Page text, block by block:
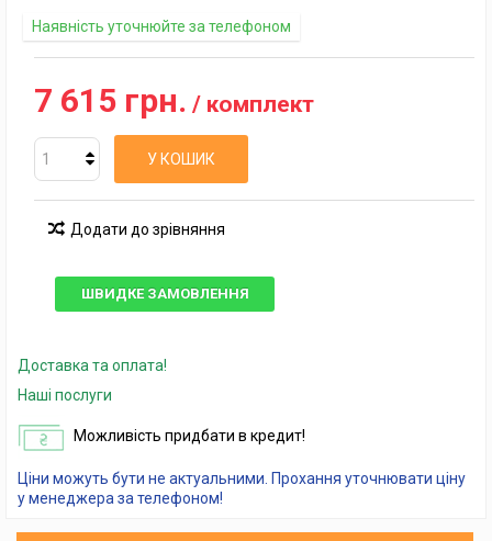
Наявність уточнюйте за телефоном
7 615 грн. / комплект
У КОШИК
Додати до зрівняння
ШВИДКЕ ЗАМОВЛЕННЯ
Доставка та оплата!
Наші послуги
Можливість придбати в кредит!
Ціни можуть бути не актуальними. Прохання уточнювати ціну
у менеджера за телефоном!